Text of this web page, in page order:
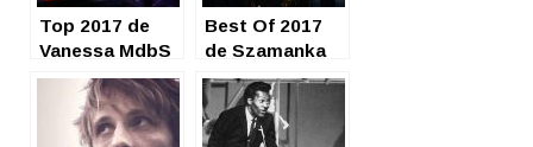
Top 2017 de
Vanessa MdbS
Best Of 2017
de Szamanka